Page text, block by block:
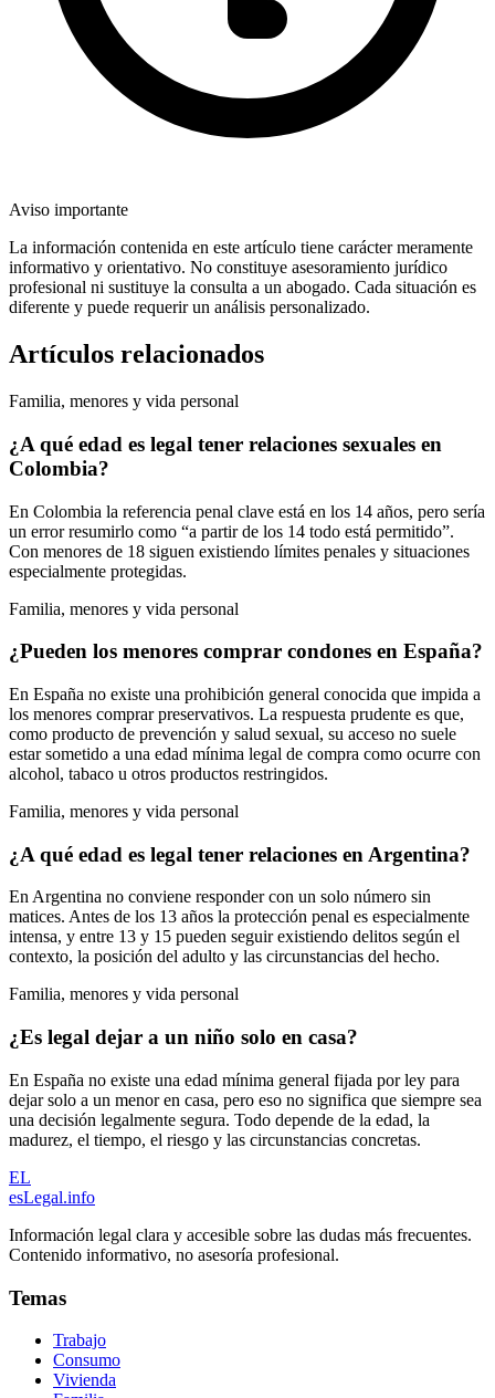
Aviso importante
La información contenida en este artículo tiene carácter meramente
informativo y orientativo. No constituye asesoramiento jurídico
profesional ni sustituye la consulta a un abogado. Cada situación es
diferente y puede requerir un análisis personalizado.
Artículos relacionados
Familia, menores y vida personal
¿A qué edad es legal tener relaciones sexuales en
Colombia?
En Colombia la referencia penal clave está en los 14 años, pero sería
un error resumirlo como “a partir de los 14 todo está permitido”.
Con menores de 18 siguen existiendo límites penales y situaciones
especialmente protegidas.
Familia, menores y vida personal
¿Pueden los menores comprar condones en España?
En España no existe una prohibición general conocida que impida a
los menores comprar preservativos. La respuesta prudente es que,
como producto de prevención y salud sexual, su acceso no suele
estar sometido a una edad mínima legal de compra como ocurre con
alcohol, tabaco u otros productos restringidos.
Familia, menores y vida personal
¿A qué edad es legal tener relaciones en Argentina?
En Argentina no conviene responder con un solo número sin
matices. Antes de los 13 años la protección penal es especialmente
intensa, y entre 13 y 15 pueden seguir existiendo delitos según el
contexto, la posición del adulto y las circunstancias del hecho.
Familia, menores y vida personal
¿Es legal dejar a un niño solo en casa?
En España no existe una edad mínima general fijada por ley para
dejar solo a un menor en casa, pero eso no significa que siempre sea
una decisión legalmente segura. Todo depende de la edad, la
madurez, el tiempo, el riesgo y las circunstancias concretas.
EL
esLegal.info
Información legal clara y accesible sobre las dudas más frecuentes.
Contenido informativo, no asesoría profesional.
Temas
Trabajo
Consumo
Vivienda